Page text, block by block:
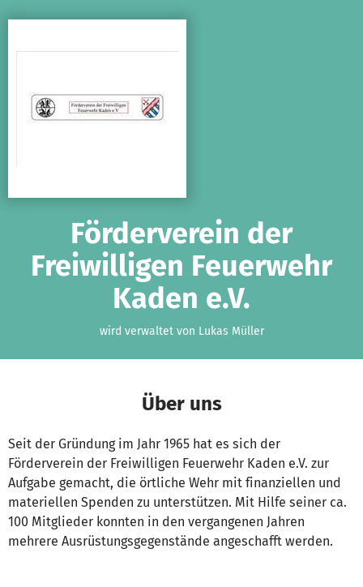
Förderverein der
Freiwilligen Feuerwehr
Kaden e.V.
wird verwaltet von Lukas Müller
Über uns
Seit der Gründung im Jahr 1965 hat es sich der
Förderverein der Freiwilligen Feuerwehr Kaden e.V. zur
Aufgabe gemacht, die örtliche Wehr mit finanziellen und
materiellen Spenden zu unterstützen. Mit Hilfe seiner ca.
100 Mitglieder konnten in den vergangenen Jahren
mehrere Ausrüstungsgegenstände angeschafft werden.